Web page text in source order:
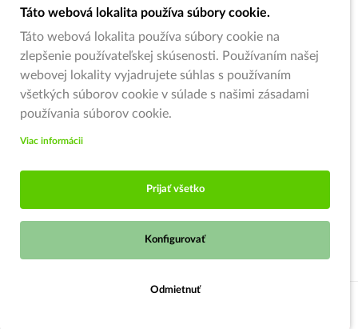
Táto webová lokalita používa súbory cookie.
Táto webová lokalita používa súbory cookie na
zlepšenie používateľskej skúsenosti. Používaním našej
webovej lokality vyjadrujete súhlas s používaním
všetkých súborov cookie v súlade s našimi zásadami
používania súborov cookie.
Viac informácii
Prijať všetko
Konfigurovať
Odmietnuť